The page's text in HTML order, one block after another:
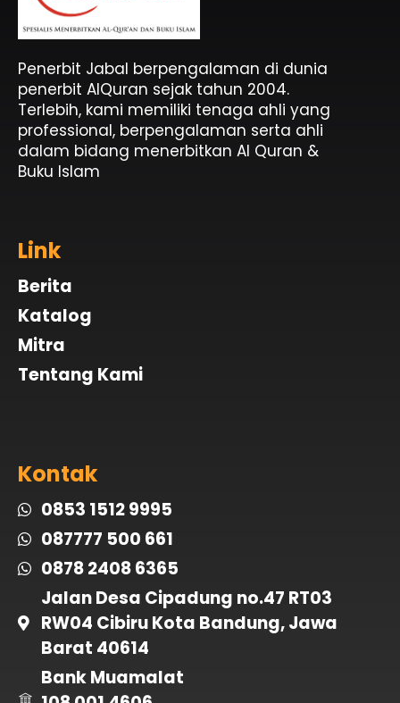
Penerbit Al Quran Jabal
Penerbit Al Quran & Buku Islam Berpengalaman Sejak 2004
Penerbit Jabal berpengalaman di dunia
penerbit AlQuran sejak tahun 2004.
Terlebih, kami memiliki tenaga ahli yang
professional, berpengalaman serta ahli
dalam bidang menerbitkan Al Quran &
Buku Islam
Link
Berita
Katalog
Mitra
Tentang Kami
Kontak
0853 1512 9995
087777 500 661
0878 2408 6365
Jalan Desa Cipadung no.47 RT03
RW04 Cibiru Kota Bandung, Jawa
Barat 40614
Bank Muamalat